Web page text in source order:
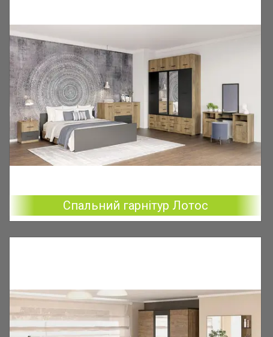
Спальний гарнітур Лотос